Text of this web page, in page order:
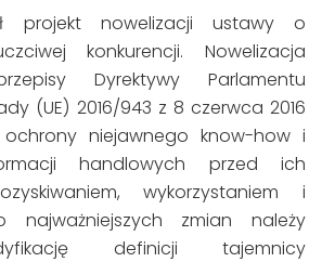
projekt nowelizacji ustawy o
konkurencji. Nowelizacja
Dyrektywy Parlamentu
(UE) 2016/943 z 8 czerwca 2016
niejawnego know-how i
handlowych przed ich
wykorzystaniem i
najważniejszych zmian należy
definicji tajemnicy